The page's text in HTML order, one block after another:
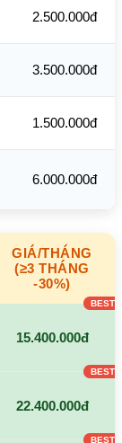
2.500.000đ
3.500.000đ
1.500.000đ
6.000.000đ
GIÁ/THÁNG
(≥3 THÁNG
-30%)
15.400.000đ
22.400.000đ